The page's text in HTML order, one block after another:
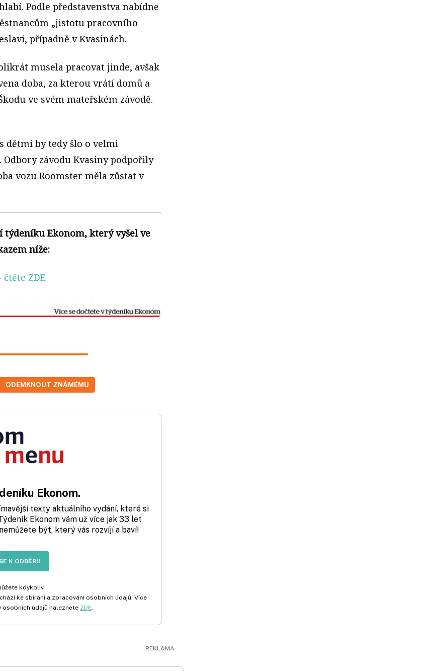
Podle představenstva nabídne
„jistotu pracovního
případně v Kvasinách.
musela pracovat jinde, avšak
doba, za kterou vrátí domů a
ve svém mateřském závodě.
dětmi by tedy šlo o velmi
závodu Kvasiny podpořily
vozu Roomster měla zůstat v
týdeníku Ekonom, který vyšel ve
níže:
čtěte ZDE
ODEMKNOUT ZNÁMÉMU
Ekonom.
texty aktuálního vydání, které si
Ekonom vám už více jak 33 let
být, který vás rozvíjí a baví!
K ODBĚRU
kdykoliv.
ke sbírání a zpracování osobních údajů. Více
údajů naleznete ZDE.